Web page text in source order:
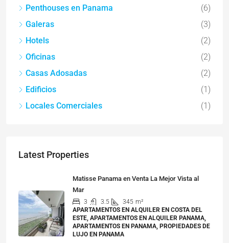
Penthouses en Panama
(6)
Galeras
(3)
Hotels
(2)
Oficinas
(2)
Casas Adosadas
(2)
Edificios
(1)
Locales Comerciales
(1)
Latest Properties
Matisse Panama en Venta La Mejor Vista al
Mar
3 3.5 345 m²
APARTAMENTOS EN ALQUILER EN COSTA DEL
ESTE, APARTAMENTOS EN ALQUILER PANAMA,
APARTAMENTOS EN PANAMA, PROPIEDADES DE
LUJO EN PANAMA